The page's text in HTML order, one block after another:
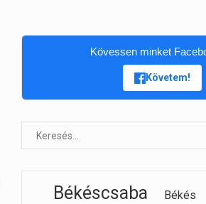
Kövessen minket
Követem!
Békéscsaba Békés